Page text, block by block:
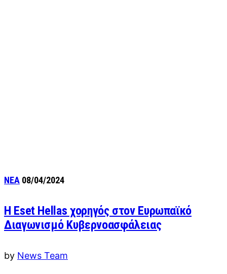
ΝΕΑ 08/04/2024
Η Eset Hellas χορηγός στον Ευρωπαϊκό
Διαγωνισμό Κυβερνοασφάλειας
by News Team